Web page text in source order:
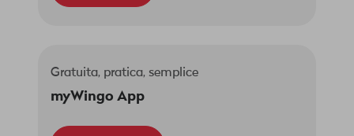
Gratuita, pratica, semplice
myWingo App